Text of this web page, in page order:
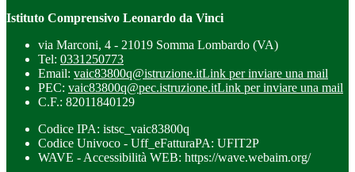
Istituto Comprensivo Leonardo da Vinci
via Marconi, 4 - 21019 Somma Lombardo (VA)
Tel: 0331250773
Email: vaic83800q@istruzione.itLink per inviare una mail
PEC: vaic83800q@pec.istruzione.itLink per inviare una mail
C.F.: 82011840129
Codice IPA: istsc_vaic83800q
Codice Univoco - Uff_eFatturaPA: UFIT2P
WAVE - Accessibilità WEB: https://wave.webaim.org/